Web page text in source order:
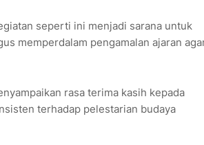
seperti ini menjadi sarana untuk
memperdalam pengamalan ajaran
rasa terima kasih kepada
terhadap pelestarian budaya